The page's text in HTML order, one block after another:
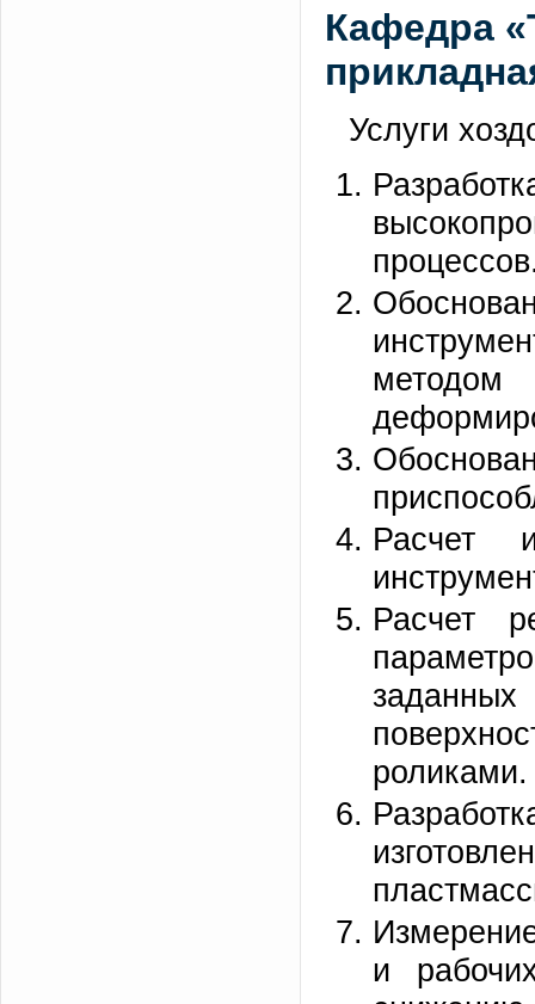
Кафедра
Услуги
Расчет
Расчет
заданных
роликами.
и